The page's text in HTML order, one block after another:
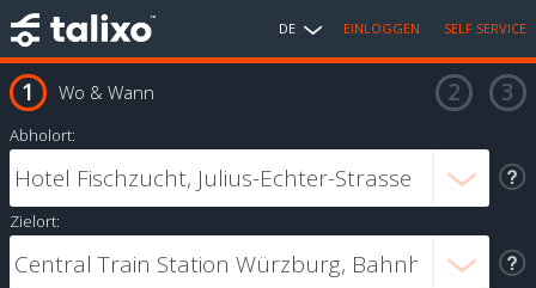
DE EINLOGGEN SELF SERVICE
Wo & Wann
Abholort:
Zielort: